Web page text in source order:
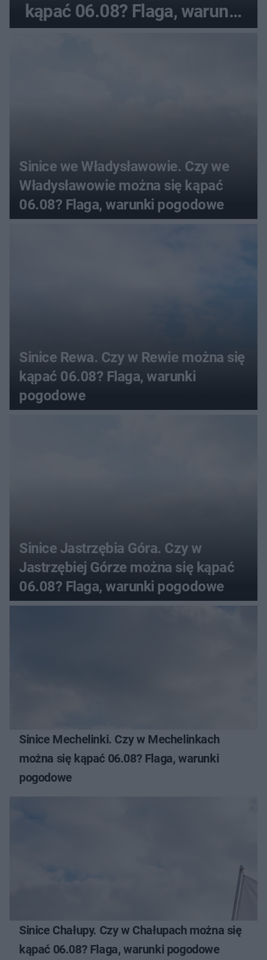
kąpać 06.08? Flaga, warunki
Sinice we Władysławowie. Czy we
Władysławowie można się kąpać
06.08? Flaga, warunki pogodowe
Sinice Rewa. Czy w Rewie można się
kąpać 06.08? Flaga, warunki
pogodowe
Sinice Jastrzębia Góra. Czy w
Jastrzębiej Górze można się kąpać
06.08? Flaga, warunki pogodowe
Sinice Mechelinki. Czy w Mechelinkach
można się kąpać 06.08? Flaga, warunki
pogodowe
Sinice Chałupy. Czy w Chałupach można się
kąpać 06.08? Flaga, warunki pogodowe